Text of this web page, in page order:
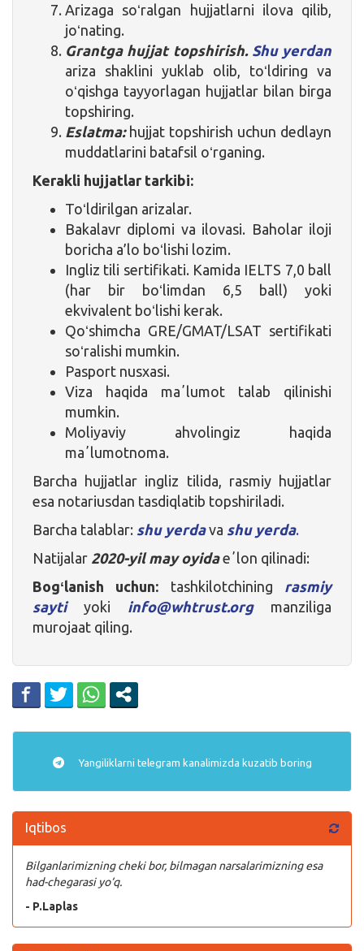
Arizaga soʻralgan hujjatlarni ilova qilib,
joʻnating.
Grantga hujjat topshirish. Shu yerdan
ariza shaklini yuklab olib, toʻldiring va
oʻqishga tayyorlagan hujjatlar bilan birga
topshiring.
Eslatma: hujjat topshirish uchun dedlayn
muddatlarini batafsil oʻrganing.
Kerakli hujjatlar tarkibi:
Toʻldirilgan arizalar.
Bakalavr diplomi va ilovasi. Baholar iloji
boricha a’lo boʻlishi lozim.
Ingliz tili sertifikati. Kamida IELTS 7,0 ball
(har bir boʻlimdan 6,5 ball) yoki
ekvivalent boʻlishi kerak.
Qoʻshimcha GRE/GMAT/LSAT sertifikati
soʻralishi mumkin.
Pasport nusxasi.
Viza haqida maʼlumot talab qilinishi
mumkin.
Moliyaviy ahvolingiz haqida
maʼlumotnoma.
Barcha hujjatlar ingliz tilida, rasmiy hujjatlar
esa notariusdan tasdiqlatib topshiriladi.
Barcha talablar: shu yerdava shu yerda.
Natijalar 2020-yil may oyida eʼlon qilinadi:
Bogʻlanish uchun: tashkilotchining
rasmiy
sayti
yoki info@whtrust.org
manziliga
murojaat qiling.
Yangiliklarni telegram kanalimizda kuzatib boring
Iqtibos
Bilganlarimizning cheki bor, bilmagan narsalarimizning esa
had-chegarasi yo‘q.
- P.Laplas